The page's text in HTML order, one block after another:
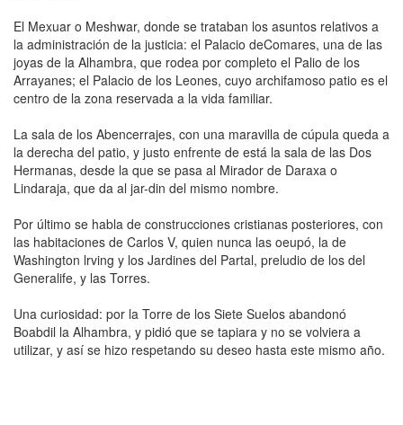
El Mexuar o Meshwar, donde se trataban los asuntos relativos a
la administración de la justicia: el Palacio deComares, una de las
joyas de la Alhambra, que rodea por completo el Palio de los
Arrayanes; el Palacio de los Leones, cuyo archifamoso patio es el
centro de la zona reservada a la vida familiar.
La sala de los Abencerrajes, con una maravilla de cúpula queda a
la derecha del patio, y justo enfrente de está la sala de las Dos
Hermanas, desde la que se pasa al Mirador de Daraxa o
Lindaraja, que da al jar-din del mismo nombre.
Por último se habla de construcciones cristianas posteriores, con
las habitaciones de Carlos V, quien nunca las oeupó, la de
Washington lrving y los Jardines del Partal, preludio de los del
Generalife, y las Torres.
Una curiosidad: por la Torre de los Siete Suelos abando­nó
Boabdil la Alhambra, y pidió que se tapiara y no se vol­viera a
utilizar, y así se hizo respetando su deseo hasta este mismo año.